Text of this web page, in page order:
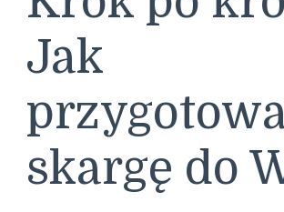
Jak
skargę do